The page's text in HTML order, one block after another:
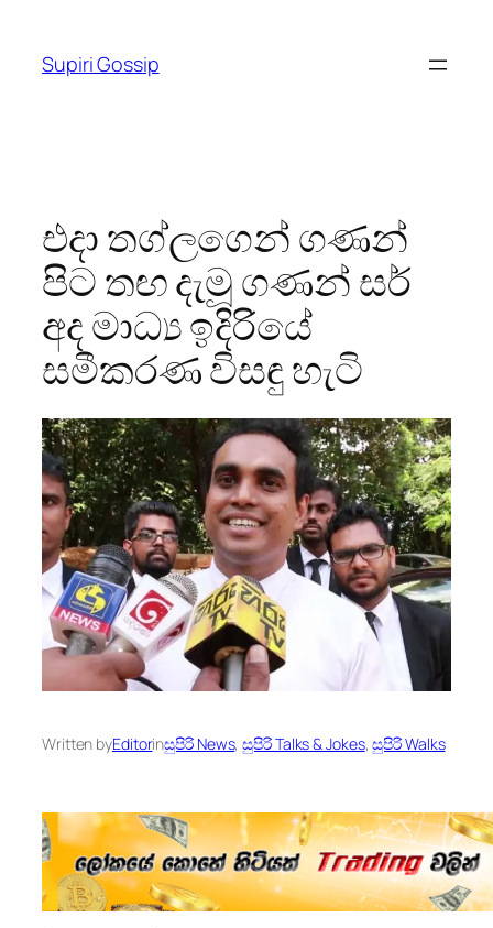
content
Supiri Gossip
එදා තග්ලගෙන් ගණන්
පිට තඟ දැමූ ගණන් සර්
අද මාධ්‍ය ඉදිරියේ
සමීකරණ විසඳු හැටි
Written byEditorinසුපිරි News, සුපිරි Talks & Jokes, සුපිරි Walks